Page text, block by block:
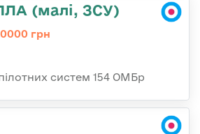
(малі, ЗСУ)
грн
систем 154 ОМБр